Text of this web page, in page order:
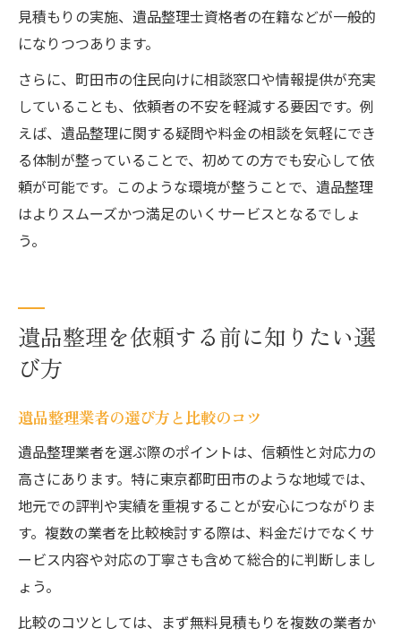
見積もりの実施、遺品整理士資格者の在籍などが一般的
になりつつあります。
さらに、町田市の住民向けに相談窓口や情報提供が充実
していることも、依頼者の不安を軽減する要因です。例
えば、遺品整理に関する疑問や料金の相談を気軽にでき
る体制が整っていることで、初めての方でも安心して依
頼が可能です。このような環境が整うことで、遺品整理
はよりスムーズかつ満足のいくサービスとなるでしょ
う。
遺品整理を依頼する前に知りたい選
び方
遺品整理業者の選び方と比較のコツ
遺品整理業者を選ぶ際のポイントは、信頼性と対応力の
高さにあります。特に東京都町田市のような地域では、
地元での評判や実績を重視することが安心につながりま
す。複数の業者を比較検討する際は、料金だけでなくサ
ービス内容や対応の丁寧さも含めて総合的に判断しまし
ょう。
比較のコツとしては、まず無料見積もりを複数の業者か